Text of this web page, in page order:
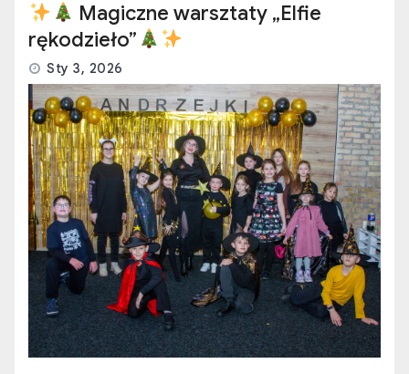
Magiczne warsztaty „Elfie
rękodzieło”
Sty 3, 2026